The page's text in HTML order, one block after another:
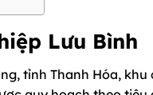
Lưu Bình
tỉnh Thanh Hóa,